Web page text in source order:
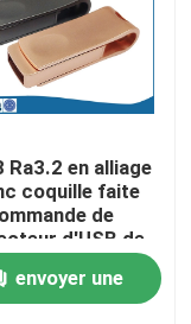
pression
Ra3.2 en alliage
coquille faite
de
d'USB de
de moulage
sous
envoyer une